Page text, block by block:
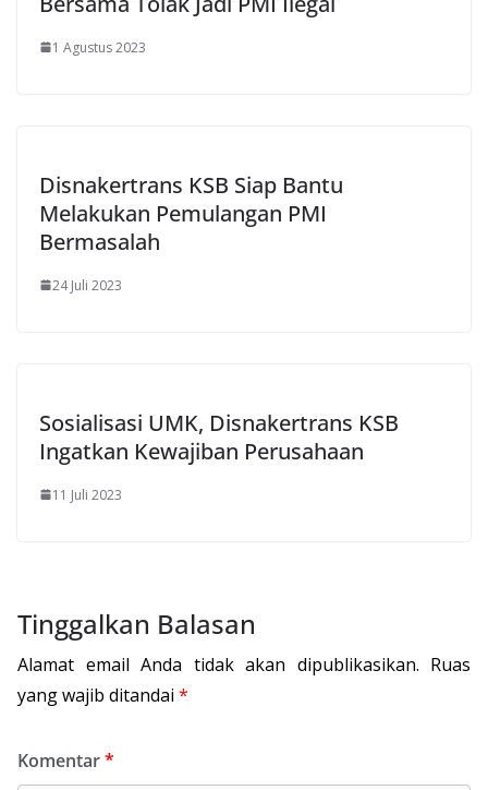
1 Agustus 2023
Disnakertrans KSB Siap Bantu
Melakukan Pemulangan PMI
Bermasalah
24 Juli 2023
Sosialisasi UMK, Disnakertrans KSB
Ingatkan Kewajiban Perusahaan
11 Juli 2023
Tinggalkan Balasan
Alamat email Anda tidak akan dipublikasikan. Ruas
yang wajib ditandai *
Komentar*